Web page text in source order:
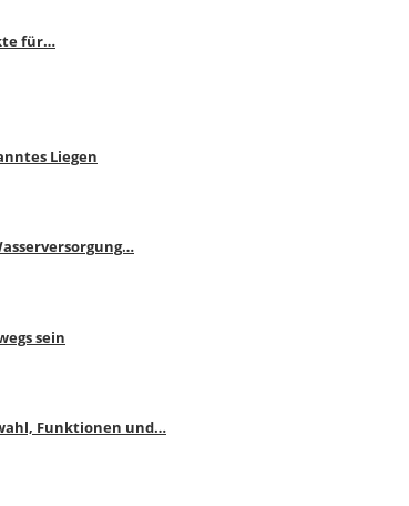
für…
Liegen
sein
Funktionen und…